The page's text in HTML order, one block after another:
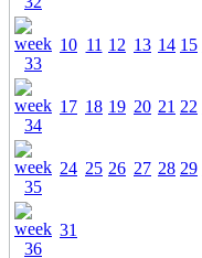
10 11 12 13 14 15
17 18 19 20 21 22
24 25 26 27 28 29
31